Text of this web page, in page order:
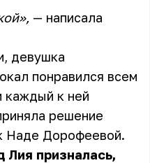
— написала
девушка
понравился всем
каждый к ней
решение
Наде Дорофеевой.
Лия призналась,